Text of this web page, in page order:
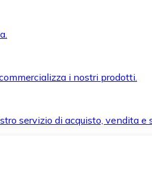
i nostri prodotti.
servizio di acquisto, vendita e